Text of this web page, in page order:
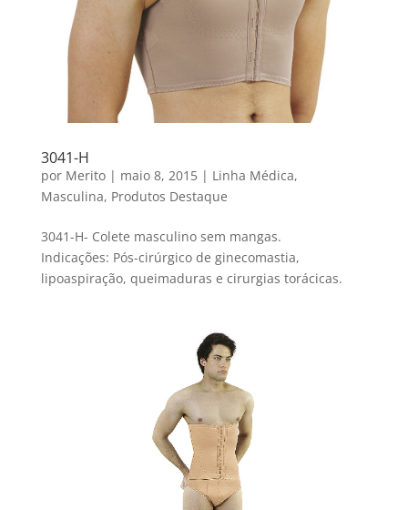
3041-H
por Merito| maio 8, 2015| Linha Médica,
Masculina, Produtos Destaque
3041-H- Colete masculino sem mangas.
Indicações: Pós-cirúrgico de ginecomastia,
lipoaspiração, queimaduras e cirurgias torácicas.